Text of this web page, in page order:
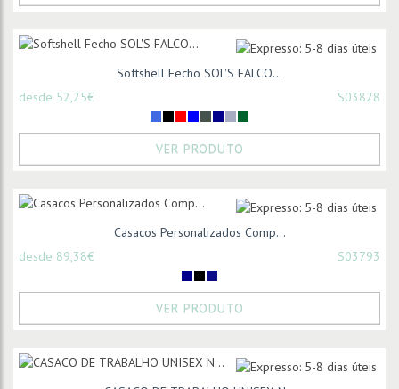
Softshell Fecho SOL'S FALCO...
desde 52,25€
S03828
VER PRODUTO
Casacos Personalizados Comp...
desde 89,38€
S03793
VER PRODUTO